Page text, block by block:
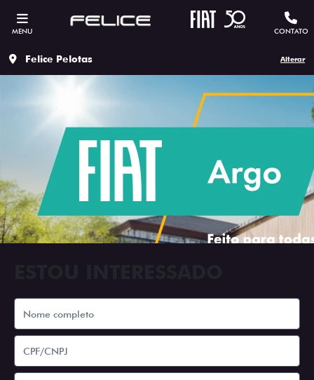
MENU CONTATO
Felice Pelotas Alterar